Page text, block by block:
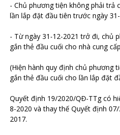
- Chủ phương tiện không phải trả
lần lắp đặt đầu tiên trước ngày
- Từ ngày 31-12-2021 trở đi, chủ
gắn thẻ đầu cuối cho nhà cung
(Hiện hành quy định chủ phương
gắn thẻ đầu cuối cho lần lắp đặt
Quyết định 19/2020/QĐ-TTg có
8-2020 và thay thế Quyết định
2017.